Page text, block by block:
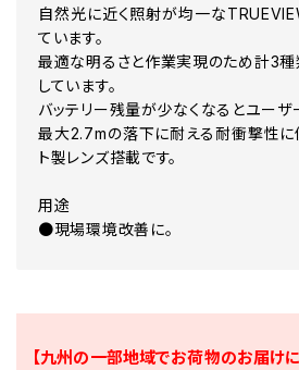
自然光に近く照射が均一な
ています。
最適な明るさと作業実現のため計3
しています。
バッテリー残量が少なくなるとユーザ
最大2.7mの落下に耐える耐衝撃性に
ト製レンズ搭載です。
用途
●現場環境改善に。
【九州の一部地域でお荷物のお届け